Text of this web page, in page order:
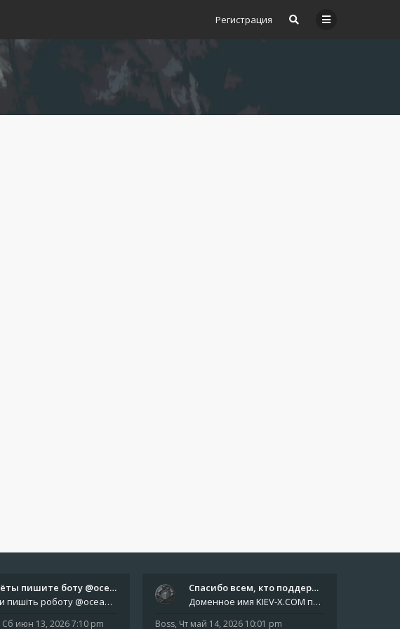
Регистрация
Отчёты пишите боту @oceanfish…
Звіти пишіть роботу @oceanfishbotbot Друзі, важливе повідомлення для учасників форума. Основне звернення опублікован
Сб июн 13, 2026 7:10 pm
Спасибо всем, кто поддерживае…
Доменное имя KIEV-X.COM продлено до третьей декады августа 2027 года! Спасибо всем анонимным пользователям, которые по
Boss, Чт май 14, 2026 10:01 pm